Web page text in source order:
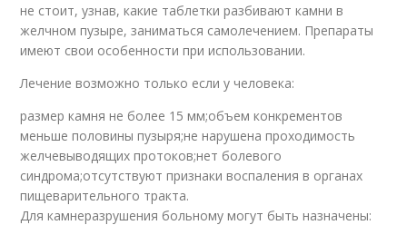
не стоит, узнав, какие таблетки разбивают камни в
желчном пузыре, заниматься самолечением. Препараты
имеют свои особенности при использовании.
Лечение возможно только если у человека:
размер камня не более 15 мм;объем конкрементов
меньше половины пузыря;не нарушена проходимость
желчевыводящих протоков;нет болевого
синдрома;отсутствуют признаки воспаления в органах
пищеварительного тракта.
Для камнеразрушения больному могут быть назначены: